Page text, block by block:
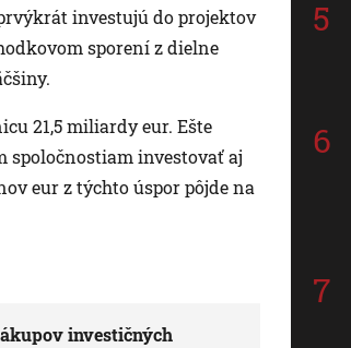
investujú do projektov
sporení z dielne
21,5 miliardy eur. Ešte
spoločnostiam investovať aj
eur z týchto úspor pôjde na
investičných